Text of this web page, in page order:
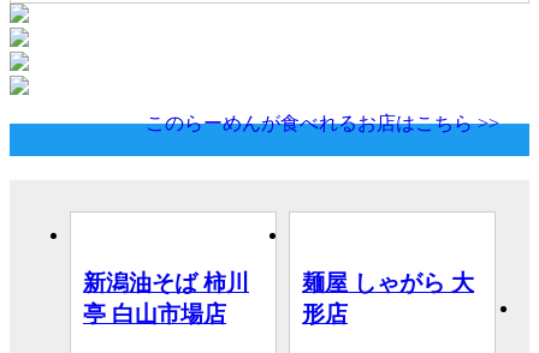
このらーめんが食べれるお店はこちら >>
新潟油そば 柿川
亭 白山市場店
麺屋 しゃがら 大
形店